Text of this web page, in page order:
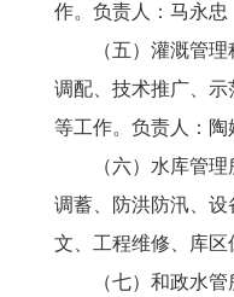
作。负责人：马永
（五）灌溉管理
调配、技术推广、示
等工作。负责人：陶
（六）水库管理
调蓄、防洪防汛、
文、工程维修、库
（七）和政水管